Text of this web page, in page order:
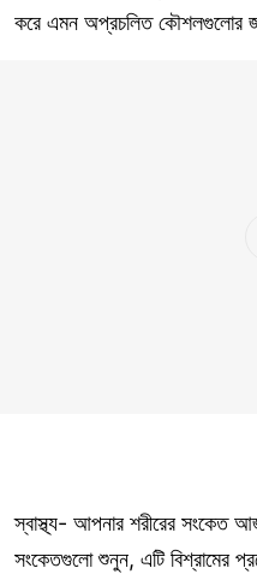
করে এমন অপ্রচলিত কৌশলগুলোর
স্বাস্থ্য- আপনার শরীরের সংকেত
সংকেতগুলো শুনুন, এটি বিশ্রামের